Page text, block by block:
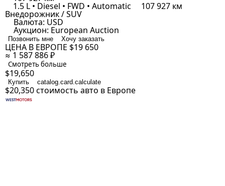
1.5 L • Diesel • FWD • Automatic 107 927 км
Внедорожник / SUV
Валюта: USD
Аукцион: European Auction
Позвонить мне Хочу заказать
ЦЕНА В ЕВРОПЕ $19 650
≈ 1 587 886 ₽
Смотреть больше
$19,650
Купить catalog.card.calculate
$20,350стоимость авто в Европе